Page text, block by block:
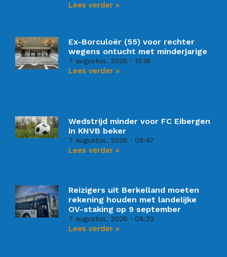
Lees verder »
Ex-Borculoër (55) voor rechter
wegens ontucht met minderjarige
7 augustus, 2026 13:18
Lees verder »
Wedstrijd minder voor FC Eibergen
in KNVB beker
7 augustus, 2026 08:47
Lees verder »
Reizigers uit Berkelland moeten
rekening houden met landelijke
OV-staking op 9 september
7 augustus, 2026 08:33
Lees verder »